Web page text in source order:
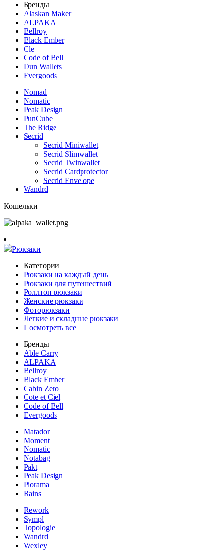
Бренды
Alaskan Maker
ALPAKA
Bellroy
Black Ember
Cle
Code of Bell
Dun Wallets
Evergoods
Nomad
Nomatic
Peak Design
PunCube
The Ridge
Secrid
Secrid Miniwallet
Secrid Slimwallet
Secrid Twinwallet
Secrid Cardprotector
Secrid Envelope
Wandrd
Кошельки
Рюкзаки
Категории
Рюкзаки на каждый день
Рюкзаки для путешествий
Роллтоп рюкзаки
Женские рюкзаки
Фоторюкзаки
Легкие и складные рюкзаки
Посмотреть все
Бренды
Able Carry
ALPAKA
Bellroy
Black Ember
Cabin Zero
Cote et Ciel
Code of Bell
Evergoods
Matador
Moment
Nomatic
Notabag
Pakt
Peak Design
Piorama
Rains
Rework
Sympl
Topologie
Wandrd
Wexley